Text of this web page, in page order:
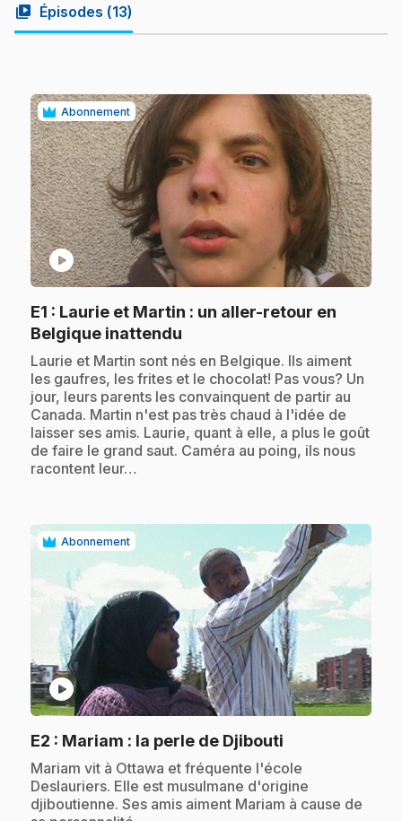
video_library Épisodes (13)
Abonnement
play_circle
E1 : Laurie et Martin : un aller-retour en
Belgique inattendu
.Laurie et Martin sont nés en Belgique. Ils aiment
les gaufres, les frites et le chocolat! Pas vous? Un
jour, leurs parents les convainquent de partir au
Canada. Martin n'est pas très chaud à l'idée de
laisser ses amis. Laurie, quant à elle, a plus le goût
de faire le grand saut. Caméra au poing, ils nous
racontent leur…
Abonnement
play_circle
E2 : Mariam : la perle de Djibouti
.Mariam vit à Ottawa et fréquente l'école
Deslauriers. Elle est musulmane d'origine
djiboutienne. Ses amis aiment Mariam à cause de